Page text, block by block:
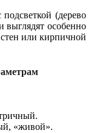
(дерево
выглядят особенно
или кирпичной
«живой».